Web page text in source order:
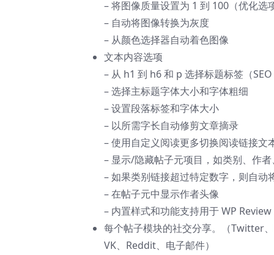
– 将图像质量设置为 1 到 100（优化选
– 自动将图像转换为灰度
– 从颜色选择器自动着色图像
文本内容选项
– 从 h1 到 h6 和 p 选择标题标签（SEO
– 选择主标题字体大小和字体粗细
– 设置段落标签和字体大小
– 以所需字长自动修剪文章摘录
– 使用自定义阅读更多切换阅读链接文
– 显示/隐藏帖子元项目，如类别、作
– 如果类别链接超过特定数字，则自动
– 在帖子元中显示作者头像
– 内置样式和功能支持用于 WP
每个帖子模块的社交分享。（Twitter
VK、Reddit、电子邮件）